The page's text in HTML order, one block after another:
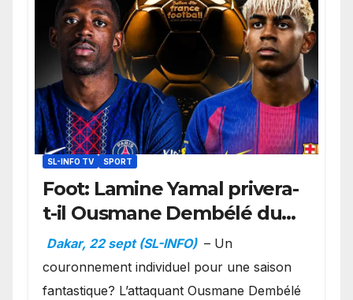
SL-INFO TV SPORT
Foot: Lamine Yamal privera-
t-il Ousmane Dembélé du
Ballon d’or ?
Dakar, 22 sept (SL-INFO) – Un
couronnement individuel pour une saison
fantastique? L’attaquant Ousmane Dembélé